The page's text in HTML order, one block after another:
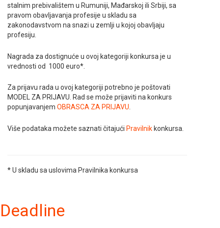
stalnim prebivalištem u Rumuniji, Mađarskoj ili Srbiji, sa
pravom obavljavanja profesije u skladu sa
zakonodavstvom na snazi u zemlji u kojoj obavljaju
profesiju.
Nagrada za dostignuće u ovoj kategoriji konkursa je u
vrednosti od 1000 euro*.
Za prijavu rada u ovoj kategoriji potrebno je poštovati
MODEL ZA PRIJAVU. Rad se može prijaviti na konkurs
popunjavanjem OBRASCA ZA PRIJAVU.
Više podataka možete saznati čitajući Pravilnik konkursa.
* U skladu sa uslovima Pravilnika konkursa
Deadline